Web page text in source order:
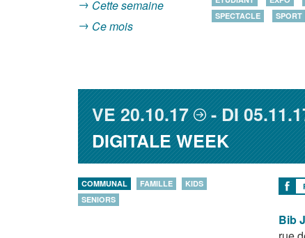
Cette semaine
Ce mois
SPECTACLE
SPORT
VE20.10.17 DI
DIGITALE WEEK
COMMUNAL FAMILLE
KIDS
SENIORS
Bib